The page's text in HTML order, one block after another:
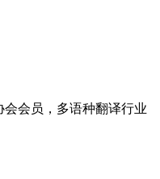
会员，多语种翻译行业